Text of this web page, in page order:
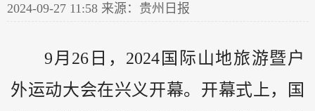
2024-09-27 11:58 来源：贵州日报
9月26日，2024国际山地旅游暨户
外运动大会在兴义开幕。开幕式上，国